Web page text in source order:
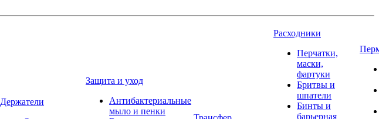
Держатели
Защита и уход
Антибактериальные
мыло и пенки
Расходники
Перчатки,
маски,
фартуки
Бритвы и
шпатели
Бинты и
барьерная